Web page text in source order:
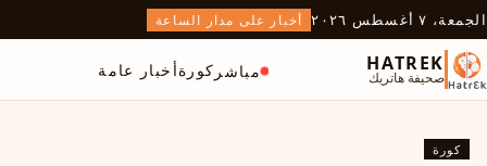
الجمعة، ٧ أغسطس ٢٠٢٦ أخبار على مدار الساعة
HATREK
صحيفة هاتريك مباشر كورةأخبار عامة
كورة